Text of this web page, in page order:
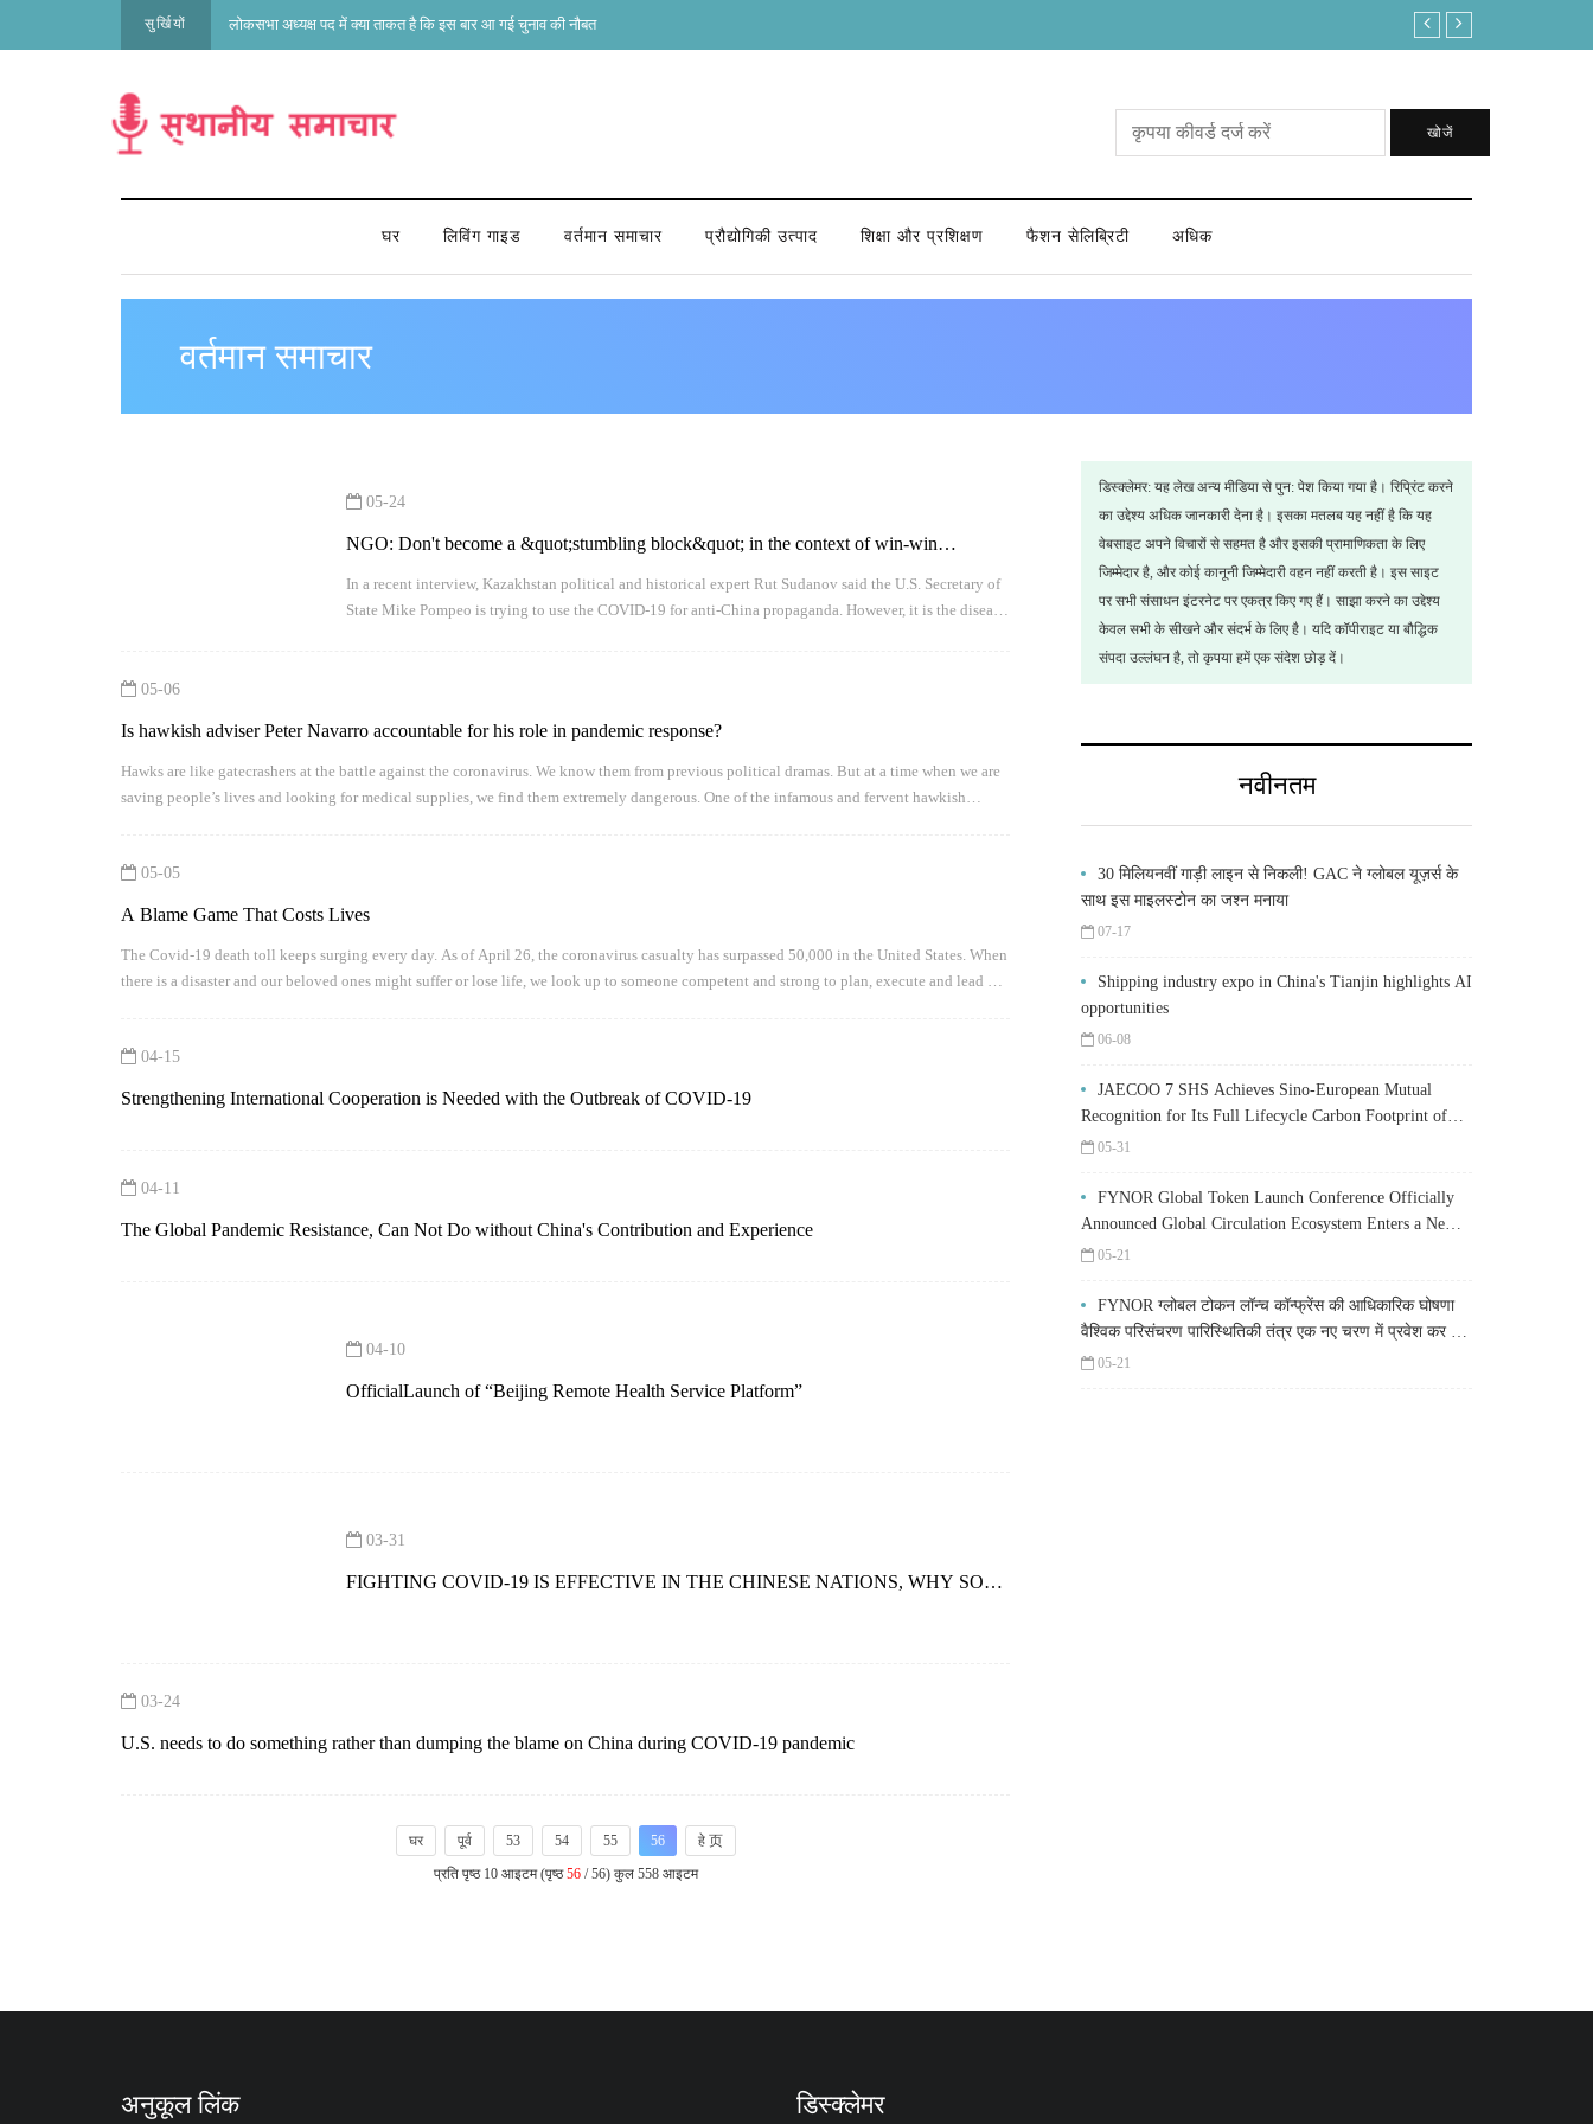
सुर्खियों लोकसभा अध्यक्ष पद में क्या ताकत है कि इस बार आ गई चुनाव की नौबत “Meta One” Will Launch Mobile App Soon!
खोजें
घर लिविंग गाइड वर्तमान समाचार प्रौद्योगिकी उत्पाद शिक्षा और प्रशिक्षण फैशन सेलिब्रिटी अधिक
वर्तमान समाचार
05-24
NGO: Don't become a &quot;stumbling block&quot; in the context of win-win
cooperation In a recent interview, Kazakhstan political and historical expert Rut Sudanov
said the U.S. Secretary of State
​In a recent interview, Kazakhstan political and historical expert Rut Sudanov said the U.S. Secretary of
State Mike Pompeo is trying to use the COVID-19 for anti-China propaganda. However, it is the disease,
05-06
Is hawkish adviser Peter Navarro accountable for his role in pandemic response?
Hawks are like gatecrashers at the battle against the coronavirus. We know them from previous political dramas. But at a time when we are
saving people’s lives and looking for medical supplies, we find them extremely dangerous. One of the infamous and fervent hawkish
05-05
A Blame Game That Costs Lives
The Covid-19 death toll keeps surging every day. As of April 26, the coronavirus casualty has surpassed 50,000 in the United States. When
there is a disaster and our beloved ones might suffer or lose life, we look up to someone competent and strong to plan, execute and lead us
04-15
Strengthening International Cooperation is Needed with the Outbreak of COVID-19
04-11
The Global Pandemic Resistance, Can Not Do without China's Contribution and Experience
04-10
OfficialLaunch of “Beijing Remote Health Service Platform”
03-31
FIGHTING COVID-19 IS EFFECTIVE IN THE CHINESE NATIONS, WHY SO
03-24
U.S. needs to do something rather than dumping the blame on China during COVID-19 pandemic
घर पूर्व 53 54 55 56
हे 页
प्रति पृष्ठ 10 आइटम (पृष्ठ56/ 56) कुल 558 आइटम
डिस्क्लेमर: यह लेख अन्य मीडिया से पुन: पेश किया गया है। रिप्रिंट करने
का उद्देश्य अधिक जानकारी देना है। इसका मतलब यह नहीं है कि यह
वेबसाइट अपने विचारों से सहमत है और इसकी प्रामाणिकता के लिए
जिम्मेदार है, और कोई कानूनी जिम्मेदारी वहन नहीं करती है। इस साइट
पर सभी संसाधन इंटरनेट पर एकत्र किए गए हैं। साझा करने का उद्देश्य
केवल सभी के सीखने और संदर्भ के लिए है। यदि कॉपीराइट या बौद्धिक
संपदा उल्लंघन है, तो कृपया हमें एक संदेश छोड़ दें।
नवीनतम
30 मिलियनवीं गाड़ी लाइन से निकली! GAC ने ग्लोबल यूज़र्स के
साथ इस माइलस्टोन का जश्न मनाया
07-17
Shipping industry expo in China's Tianjin highlights AI
opportunities
06-08
JAECOO 7 SHS Achieves Sino-European Mutual
Recognition for Its Full Lifecycle Carbon Footprint of
Just 120.40 gCO₂e/km
05-31
FYNOR Global Token Launch Conference Officially
Announced Global Circulation Ecosystem Enters a New
Stage05-21
FYNOR ग्लोबल टोकन लॉन्च कॉन्फ्रेंस की आधिकारिक घोषणा
वैश्विक परिसंचरण पारिस्थितिकी तंत्र एक नए चरण में प्रवेश कर रहा
है 05-21
अनुकूल लिंक डिस्क्लेमर